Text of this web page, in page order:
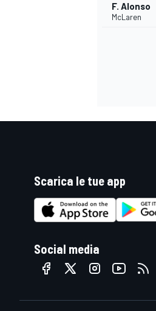
ENDURANCE/GT
F. Alonso
McLaren
Scarica le tue app
Social media